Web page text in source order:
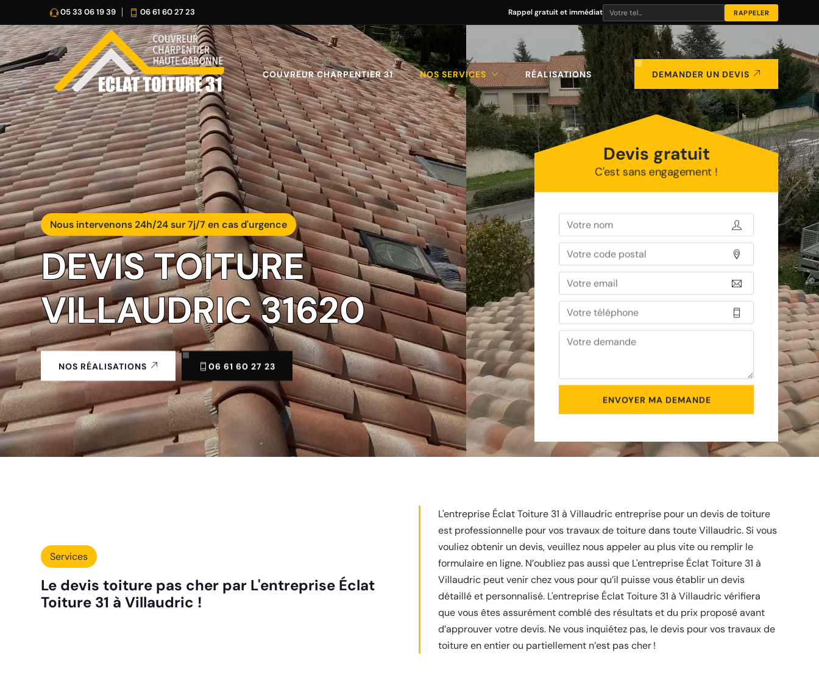
05 33 06 19 39 06 61 60 27 23 Rappel gratuit et immédiat
COUVREUR CHARPENTIER 31 NOS SERVICES RÉALISATIONS DEMANDER UN DEVIS
Nous intervenons 24h/24 sur 7j/7 en cas d'urgence
DEVIS TOITURE
VILLAUDRIC 31620
NOS RÉALISATIONS 06 61 60 27 23
Devis gratuit
C'est sans engagement !
Services
Le devis toiture pas cher par L'entreprise Éclat
Toiture 31 à Villaudric !
L'entreprise Éclat Toiture 31 à Villaudric entreprise pour un devis de toiture
est professionnelle pour vos travaux de toiture dans toute Villaudric. Si vous
vouliez obtenir un devis, veuillez nous appeler au plus vite ou remplir le
formulaire en ligne. N’oubliez pas aussi que L'entreprise Éclat Toiture 31 à
Villaudric peut venir chez vous pour qu’il puisse vous établir un devis
détaillé et personnalisé. L'entreprise Éclat Toiture 31 à Villaudric vérifiera
que vous êtes assurément comblé des résultats et du prix proposé avant
d’approuver votre devis. Ne vous inquiétez pas, le devis pour vos travaux de
toiture en entier ou partiellement n’est pas cher !